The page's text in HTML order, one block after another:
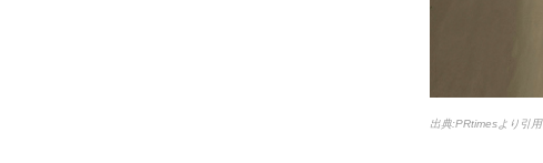
出典:PRtimesより引用